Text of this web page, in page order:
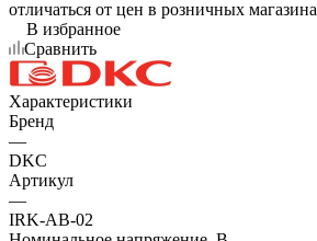
отличаться от цен в розничных
В избранное
Сравнить
Характеристики
Бренд
—
DKC
Артикул
—
IRK-AB-02